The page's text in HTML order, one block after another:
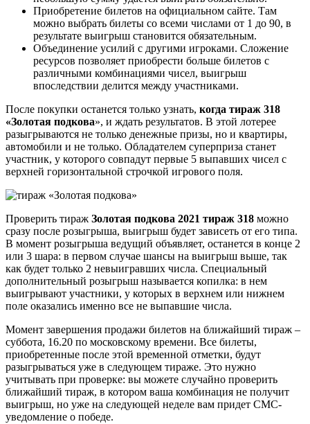
Приобретение билетов на официальном сайте. Там
можно выбрать билеты со всеми числами от 1 до 90, в
результате выигрыш становится обязательным.
Объединение усилий с другими игроками. Сложение
ресурсов позволяет приобрести больше билетов с
различными комбинациями чисел, выигрыш
впоследствии делится между участниками.
После покупки останется только узнать, когда тираж 318
«Золотая подкова», и ждать результатов. В этой лотерее
разыгрываются не только денежные призы, но и квартиры,
автомобили и не только. Обладателем суперприза станет
участник, у которого совпадут первые 5 выпавших чисел с
верхней горизонтальной строчкой игрового поля.
Проверить тираж Золотая подкова 2021 тираж 318 можно
сразу после розыгрыша, выигрыш будет зависеть от его типа.
В момент розыгрыша ведущий объявляет, останется в конце 2
или 3 шара: в первом случае шансы на выигрыш выше, так
как будет только 2 невыигравших числа. Специальный
дополнительный розыгрыш называется копилка: в нем
выигрывают участники, у которых в верхнем или нижнем
поле оказались именно все не выпавшие числа.
Момент завершения продажи билетов на ближайший тираж –
суббота, 16.20 по московскому времени. Все билеты,
приобретенные после этой временной отметки, будут
разыгрываться уже в следующем тираже. Это нужно
учитывать при проверке: вы можете случайно проверить
ближайший тираж, в котором ваша комбинация не получит
выигрыш, но уже на следующей неделе вам придет СМС-
уведомление о победе.